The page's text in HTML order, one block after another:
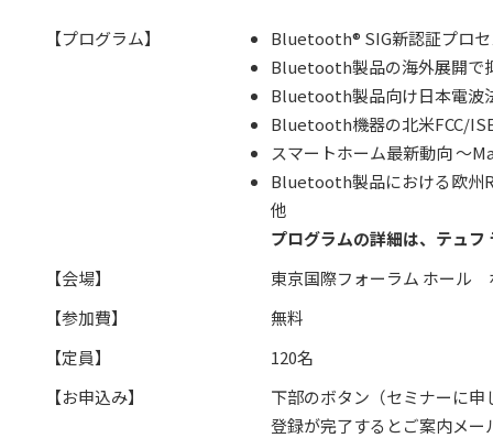
【プログラム】
Bluetooth® SIG新認証プロ
Bluetooth製品の海外展開で
Bluetooth製品向け日本電波
Bluetooth機器の北米FCC/
スマートホーム最新動向 ～
Bluetooth製品における欧州
他
プログラムの詳細は、テュ
【会場】
東京国際フォーラム ホール
【参加費】
無料
【定員】
120名
【お申込み】
下部のボタン（セミナーに
登録が完了するとご案内メー